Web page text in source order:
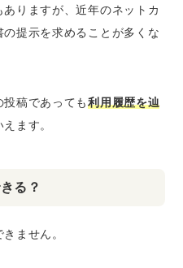
りますが、近年のネットカ
の提示を求めることが多くな
投稿であっても利用履歴を辿
ます。
る？
ません。